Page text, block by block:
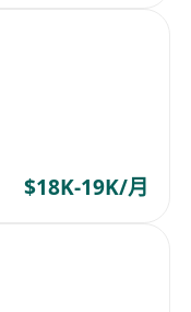
$18K-19K/月